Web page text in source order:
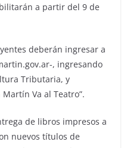
a partir del 9 de
deberán ingresar a
, ingresando
Tributaria, y
Va al Teatro”.
de libros impresos a
nuevos títulos de